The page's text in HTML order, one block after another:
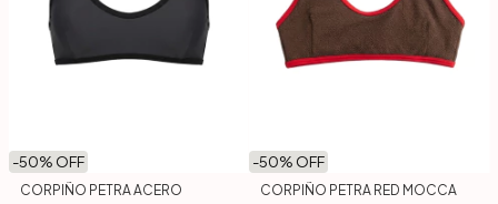
-50% OFF
CORPIÑO PETRA ACERO
-50% OFF
CORPIÑO PETRA RED MOCCA